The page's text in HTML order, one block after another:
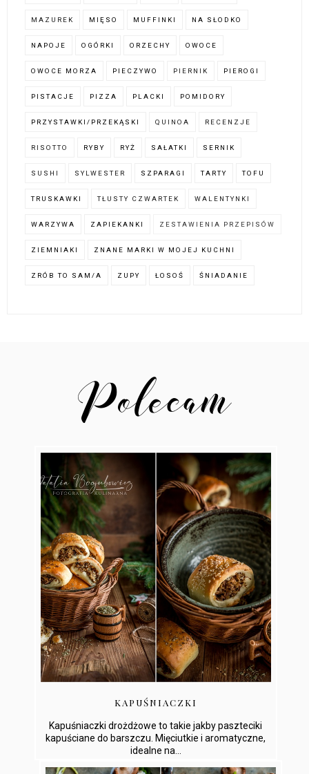
MAZUREK MIĘSO MUFFINKI NA SŁODKO
NAPOJE OGÓRKI ORZECHY OWOCE
OWOCE MORZA PIECZYWO PIERNIK PIEROGI
PISTACJE PIZZA PLACKI POMIDORY
PRZYSTAWKI/PRZEKĄSKI QUINOA RECENZJE
RISOTTO RYBY RYŻ SAŁATKI SERNIK
SUSHI SYLWESTER SZPARAGI TARTY TOFU
TRUSKAWKI TŁUSTY CZWARTEK WALENTYNKI
WARZYWA ZAPIEKANKI ZESTAWIENIA PRZEPISÓW
ZIEMNIAKI ZNANE MARKI W MOJEJ KUCHNI
ZRÓB TO SAM/A ZUPY ŁOSOŚ ŚNIADANIE
KAPUŚNIACZKI
Kapuśniaczki drożdżowe to takie jakby paszteciki
kapuściane do barszczu. Mięciutkie i aromatyczne,
idealne na...